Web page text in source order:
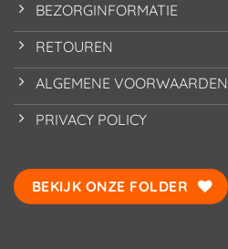
BEZORGINFORMATIE
RETOUREN
ALGEMENE VOORWAARDEN
PRIVACY POLICY
BEKIJK ONZE FOLDER